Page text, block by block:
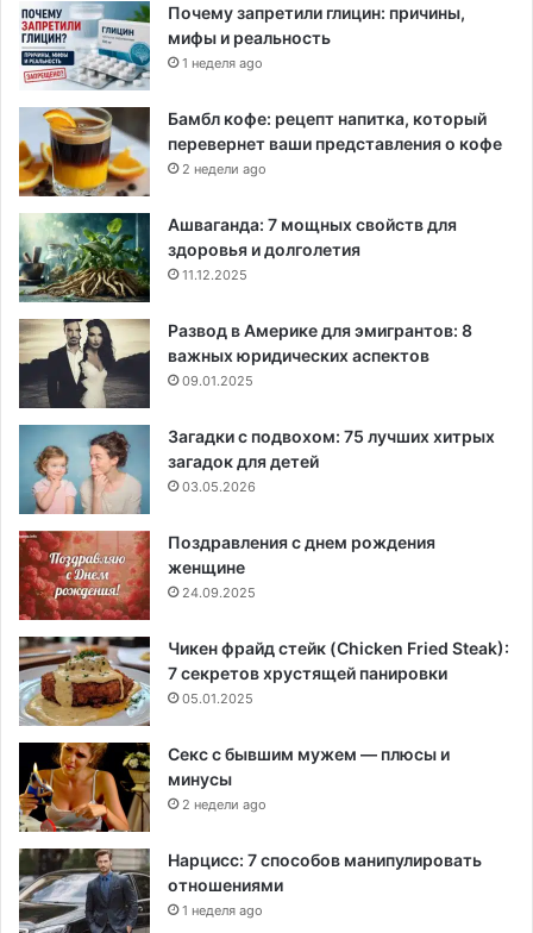
Почему запретили глицин: причины,
мифы и реальность
1 неделя ago
Бамбл кофе: рецепт напитка, который
перевернет ваши представления о кофе
2 недели ago
Ашваганда: 7 мощных свойств для
здоровья и долголетия
11.12.2025
Развод в Америке для эмигрантов: 8
важных юридических аспектов
09.01.2025
Загадки с подвохом: 75 лучших хитрых
загадок для детей
03.05.2026
Поздравления с днем рождения
женщине
24.09.2025
Чикен фрайд стейк (Chicken Fried Steak):
7 секретов хрустящей панировки
05.01.2025
Секс с бывшим мужем — плюсы и
минусы
2 недели ago
Нарцисс: 7 способов манипулировать
отношениями
1 неделя ago